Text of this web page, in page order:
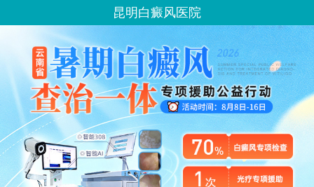
昆明白癜风医院